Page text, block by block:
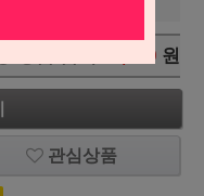
38,000 원
관심상품